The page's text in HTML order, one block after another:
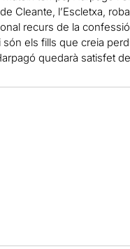
Cleante, l’Escletxa,
recurs de la
són els fills que creia
quedarà satisfet